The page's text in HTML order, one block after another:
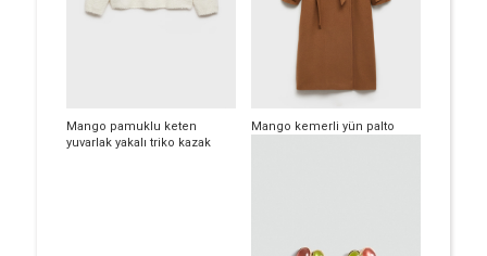
Mango pamuklu keten
yuvarlak yakalı triko kazak
Mango kemerli yün palto